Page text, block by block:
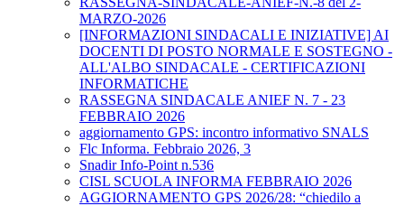
MARZO-2026
[INFORMAZIONI SINDACALI E INIZIATIVE] AI
DOCENTI DI POSTO NORMALE E SOSTEGNO -
ALL'ALBO SINDACALE - CERTIFICAZIONI
INFORMATICHE
RASSEGNA SINDACALE ANIEF N. 7 - 23
FEBBRAIO 2026
aggiornamento GPS: incontro informativo SNALS
Flc Informa. Febbraio 2026, 3
Snadir Info-Point n.536
CISL SCUOLA INFORMA FEBBRAIO 2026
AGGIORNAMENTO GPS 2026/28: “chiedilo a